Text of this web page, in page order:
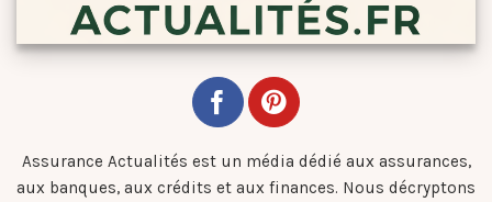
Assurance Actualités est un média dédié aux assurances,
aux banques, aux crédits et aux finances. Nous décryptons